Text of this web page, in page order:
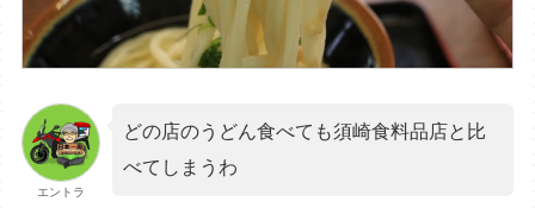
エントラ
どの店のうどん食べても須崎食料品店と比
べてしまうわ